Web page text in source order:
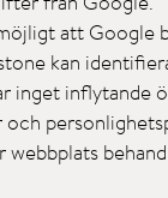
att Google
kan
inget inflytande
och
webbplats